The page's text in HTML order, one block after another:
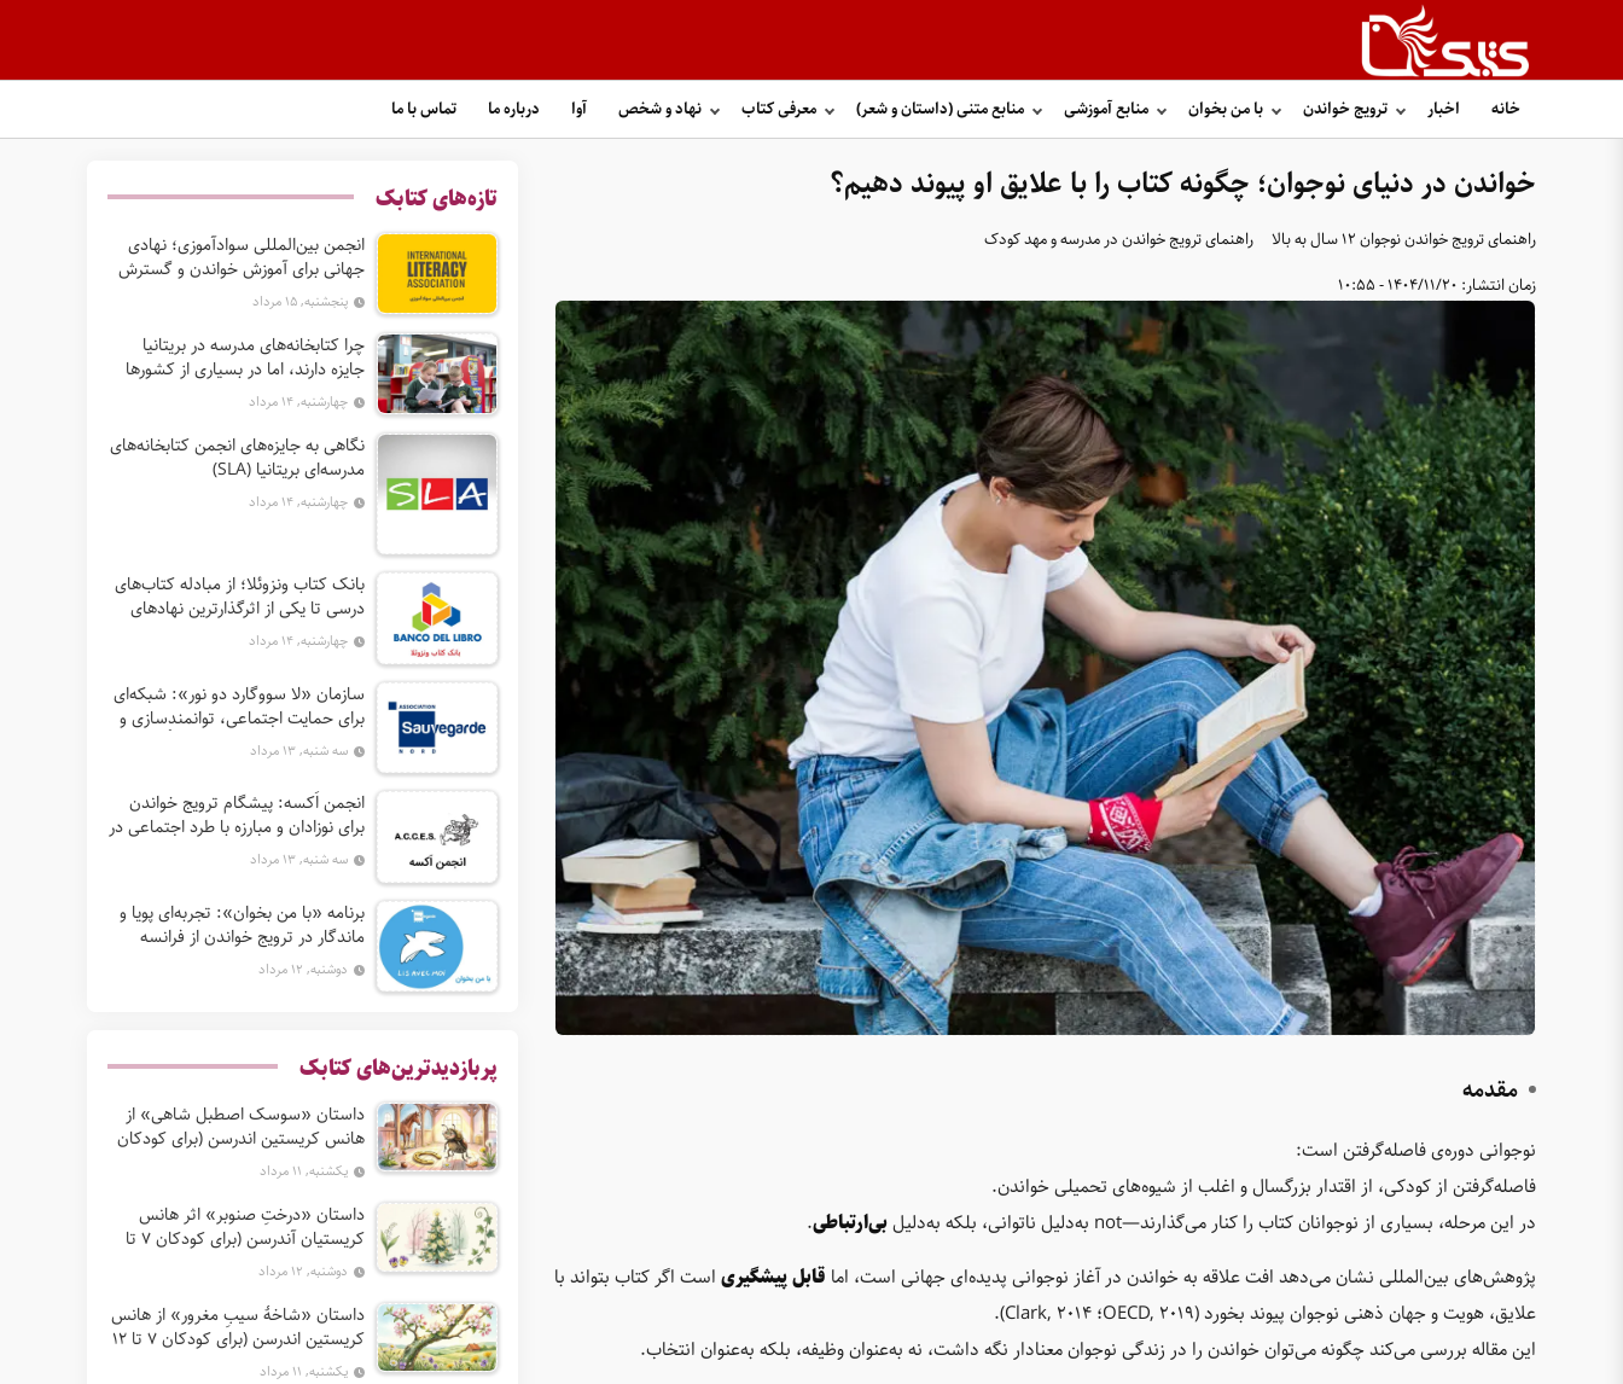
خانه اخبار ترویج خواندن با من بخوان منابع آموزشی منابع متنی (داستان و شعر) معرفی کتاب نهاد و شخص آوا درباره ما تماس با ما
خواندن در دنیای نوجوان؛ چگونه کتاب را با علایق او پیوند دهیم؟
راهنمای ترویج خواندن نوجوان ۱۲ سال به بالا
راهنمای ترویج خواندن در مدرسه و مهد کودک
زمان انتشار: 1404/11/20 - 10:55
مقدمه
نوجوانی دوره‌ی فاصله‌گرفتن است:
فاصله‌گرفتن از کودکی، از اقتدار بزرگسال و اغلب از شیوه‌های تحمیلی خواندن.
در این مرحله، بسیاری از نوجوانان کتاب را کنار می‌گذارند—not به‌دلیل ناتوانی، بلکه به‌دلیل
بی‌ارتباطی.
پژوهش‌های بین‌المللی نشان می‌دهد افت علاقه به خواندن در آغاز نوجوانی پدیده‌ای جهانی است، اما قابل پیشگیریاست اگر کتاب بتواند با
علایق، هویت و جهان ذهنی نوجوان پیوند بخورد (OECD, 2019؛ Clark, 2014).
این مقاله بررسی می‌کند چگونه می‌توان خواندن را در زندگی نوجوان معنادار نگه داشت، نه به‌عنوان وظیفه، بلکه به‌عنوان انتخاب.
تازه‌های کتابک
انجمن بین‌المللی سوادآموزی؛ نهادی
جهانی برای آموزش خواندن و گسترش
حق سواد
پنجشنبه, ۱۵ مرداد
چرا کتابخانه‌های مدرسه در بریتانیا
جایزه دارند، اما در بسیاری از کشورها
نه؟چهارشنبه, ۱۴ مرداد
نگاهی به جایزه‌های انجمن کتابخانه‌های
مدرسه‌ای بریتانیا (SLA)
چهارشنبه, ۱۴ مرداد
بانک کتاب ونزوئلا؛ از مبادله کتاب‌های
درسی تا یکی از اثرگذارترین نهادهای
ترویج خواندن در آمریکای لاتین
چهارشنبه, ۱۴ مرداد
سازمان «لا سووگارد دو نور»: شبکه‌ای
برای حمایت اجتماعی، توانمندسازی و
ترویج فرهنگ (آ. د. اِن. اِس. اُ. آ سابق)
سه شنبه, ۱۳ مرداد
انجمن اَکسه: پیشگام ترویج خواندن
برای نوزادان و مبارزه با طرد اجتماعی در
فرانسه
سه شنبه, ۱۳ مرداد
برنامه «با من بخوان»: تجربه‌ای پویا و
ماندگار در ترویج خواندن از فرانسه
دوشنبه, ۱۲ مرداد
پربازدیدترین‌های کتابک
داستان «سوسک اصطبل شاهی» از
هانس کریستین اندرسن (برای کودکان
7 تا 12 سال) یکشنبه, ۱۱ مرداد
داستان «درختِ صنوبر» اثر هانس
کریستیان آندرسن (برای کودکان 7 تا
12 سال) دوشنبه, ۱۲ مرداد
داستان «شاخهٔ سیبِ مغرور» از هانس
کریستین اندرسن (برای کودکان 7 تا 12
سال)یکشنبه, ۱۱ مرداد